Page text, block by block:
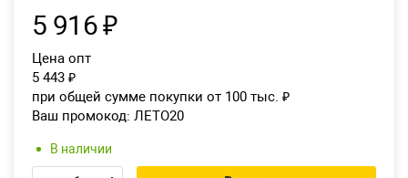
5 916₽
Цена опт
5 443 ₽
при общей сумме покупки от 100 тыс. ₽
Ваш промокод: ЛЕТО20
В наличии